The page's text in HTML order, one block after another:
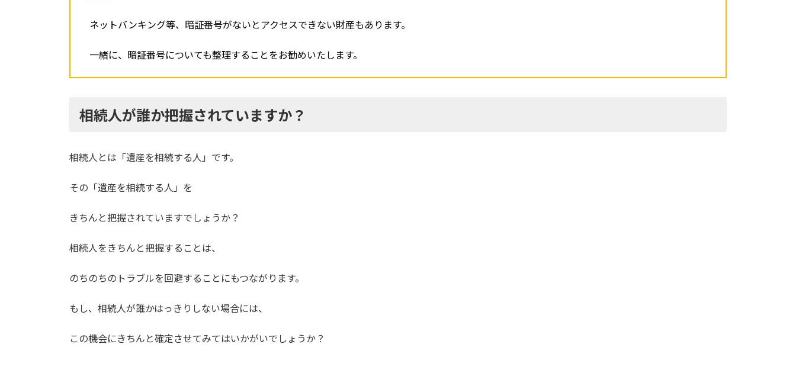
ネットバンキング等、暗証番号がないとアクセスできない財産もあります。
一緒に、暗証番号についても整理することをお勧めいたします。
相続人が誰か把握されていますか？
相続人とは「遺産を相続する人」です。
その「遺産を相続する人」を
きちんと把握されていますでしょうか？
相続人をきちんと把握することは、
のちのちのトラブルを回避することにもつながります。
もし、相続人が誰かはっきりしない場合には、
この機会にきちんと確定させてみてはいかがいでしょうか？